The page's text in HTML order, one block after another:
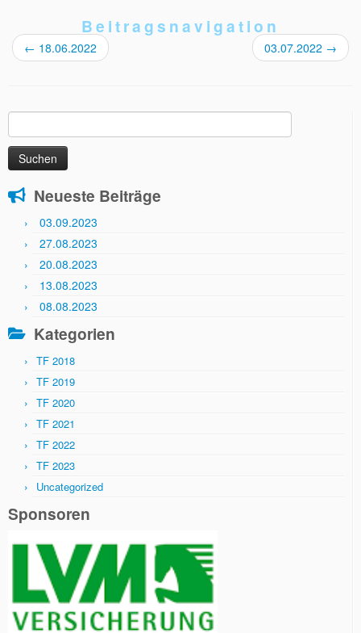
Beitragsnavigation
← 18.06.2022 03.07.2022 →
nach:
Neueste Beiträge
03.09.2023
27.08.2023
20.08.2023
13.08.2023
08.08.2023
Kategorien
TF 2018
TF 2019
TF 2020
TF 2021
TF 2022
TF 2023
Uncategorized
Sponsoren